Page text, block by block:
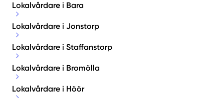
Lokalvårdare i Bara
Lokalvårdare i Jonstorp
Lokalvårdare i Staffanstorp
Lokalvårdare i Bromölla
Lokalvårdare i Höör